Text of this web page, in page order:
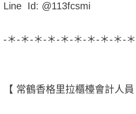
Line Id: @113fcsmi
-＊-＊-＊-＊-＊-＊-＊-＊-＊-
【 常鶴香格里拉櫃檯會計人員